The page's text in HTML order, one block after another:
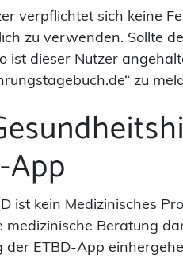
verpflichtet sich keine
zu verwenden. Sollte
ist dieser Nutzer
zu
App
ist kein Medizinisches
medizinische Beratung
der ETBD-App